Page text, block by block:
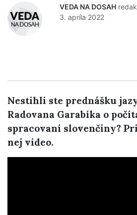
VEDA NA DOSAH
3. apríla 2022
Nestihli ste prednášku
Radovana Garabíka o
spracovaní slovenčiny?
nej video.